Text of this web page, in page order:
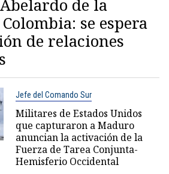
de la
se espera
de relaciones
Jefe del Comando Sur
Militares de Estados Unidos
que capturaron a Maduro
anuncian la activación de la
Fuerza de Tarea Conjunta-
Hemisferio Occidental